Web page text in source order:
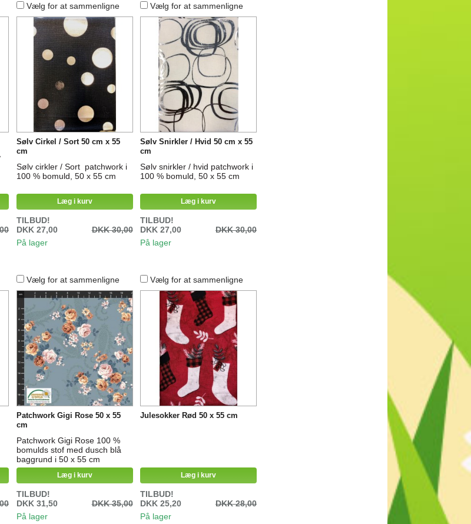
Vælg for at sammenligne
Sølv Cirkel / Sort 50 cm x 55
cm
Sølv cirkler / Sort patchwork i
100 % bomuld, 50 x 55 cm
Læg i kurv
TILBUD!
DKK 27,00
DKK 30,00
På lager
Vælg for at sammenligne
Sølv Snirkler / Hvid 50 cm x 55
cm
Sølv snirkler / hvid patchwork i
100 % bomuld, 50 x 55 cm
Læg i kurv
TILBUD!
DKK 27,00
DKK 30,00
På lager
Vælg for at sammenligne
Patchwork Gigi Rose 50 x 55
cm
Patchwork Gigi Rose 100 %
bomulds stof med dusch blå
baggrund i 50 x 55 cm
Læg i kurv
TILBUD!
DKK 31,50
DKK 35,00
På lager
Vælg for at sammenligne
Julesokker Rød 50 x 55 cm
Læg i kurv
TILBUD!
DKK 25,20
DKK 28,00
På lager